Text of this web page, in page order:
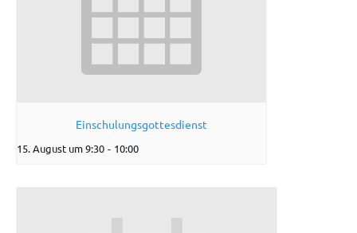
Einschulungsgottesdienst
15. August um 9:30 - 10:00